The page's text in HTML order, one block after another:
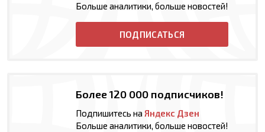
Больше аналитики, больше новостей!
ПОДПИСАТЬСЯ
Более 120 000 подписчиков!
Подпишитесь на Яндекс Дзен
Больше аналитики, больше новостей!